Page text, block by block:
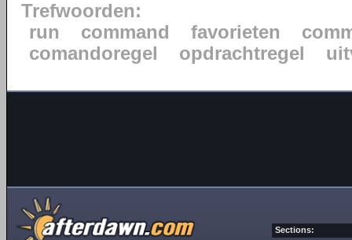
Trefwoorden:
run
command favorieten
comandoregel
opdrachtregel
Sections: